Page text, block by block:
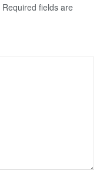
Required fields are